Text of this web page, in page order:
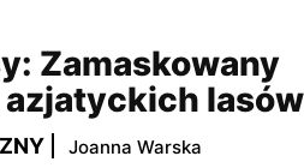
Zamaskowany
lasów
Joanna Warska